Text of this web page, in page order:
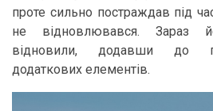
проте сильно постраждав під
не відновлювався. Зараз
відновили, додавши до
додаткових елементів.